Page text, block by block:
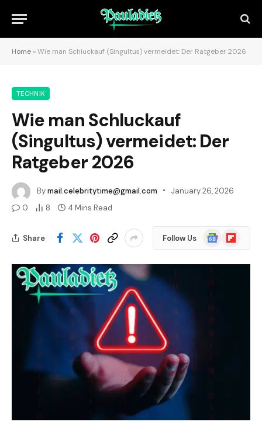
Home »Wie man Schluckauf (Singultus) vermeidet: Der Ratgeber 2026
TECHNIK
Wie man Schluckauf
(Singultus) vermeidet: Der
Ratgeber 2026
Bymail.celebritytime@gmail.com
January 26, 2026
0
8 4 Mins Read
Share Follow Us
Google
News
Flipboard